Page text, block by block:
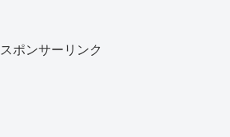
スポンサーリンク